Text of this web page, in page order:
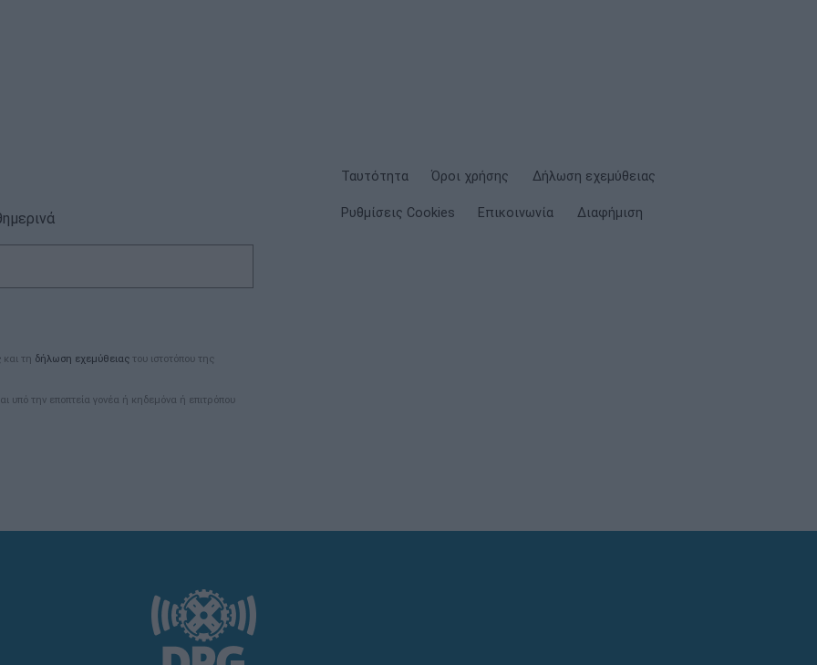
και τη δήλωση εχεμύθειας του ιστοτόπου της
υπό την εποπτεία γονέα ή κηδεμόνα ή επιτρόπου
Ταυτότητα Όροι χρήσης Δήλωση εχεμύθειας
Ρυθμίσεις Cookies Επικοινωνία Διαφήμιση